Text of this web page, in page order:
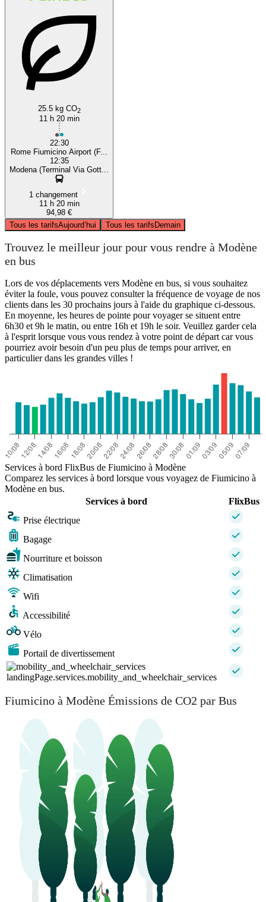
25.5 kg CO2
11 h 20 min
22:30
Rome Fiumicino Airport (F...
12:35
Modena (Terminal Via Gott...
1 changement
11 h 20 min
94,98 €
Tous les tarifsAujourd’hui Tous les tarifsDemain
Trouvez le meilleur jour pour vous rendre à Modène
en bus
Lors de vos déplacements vers Modène en bus, si vous souhaitez
éviter la foule, vous pouvez consulter la fréquence de voyage de nos
clients dans les 30 prochains jours à l'aide du graphique ci-dessous.
En moyenne, les heures de pointe pour voyager se situent entre
6h30 et 9h le matin, ou entre 16h et 19h le soir. Veuillez garder cela
à l'esprit lorsque vous vous rendez à votre point de départ car vous
pourriez avoir besoin d'un peu plus de temps pour arriver, en
particulier dans les grandes villes !
Services à bord FlixBus de Fiumicino à Modène
Comparez les services à bord lorsque vous voyagez de Fiumicino à
Modène en bus.
Services à bord
FlixBus
Prise électrique
Bagage
Nourriture et boisson
Climatisation
Wifi
Accessibilité
Vélo
Portail de divertissement
landingPage.services.mobility_and_wheelchair_services
Fiumicino à Modène Émissions de CO2 par Bus